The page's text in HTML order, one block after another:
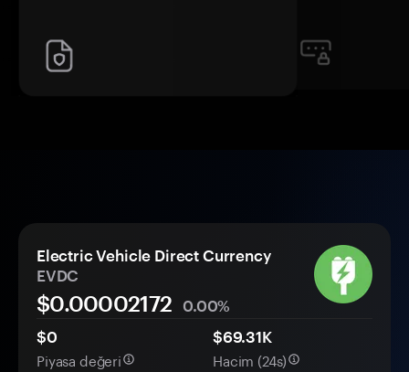
Electric Vehicle Direct Currency
EVDC
$0.00002172
0.00%
$0
Piyasa değeri
$69.31K
Hacim (24s)